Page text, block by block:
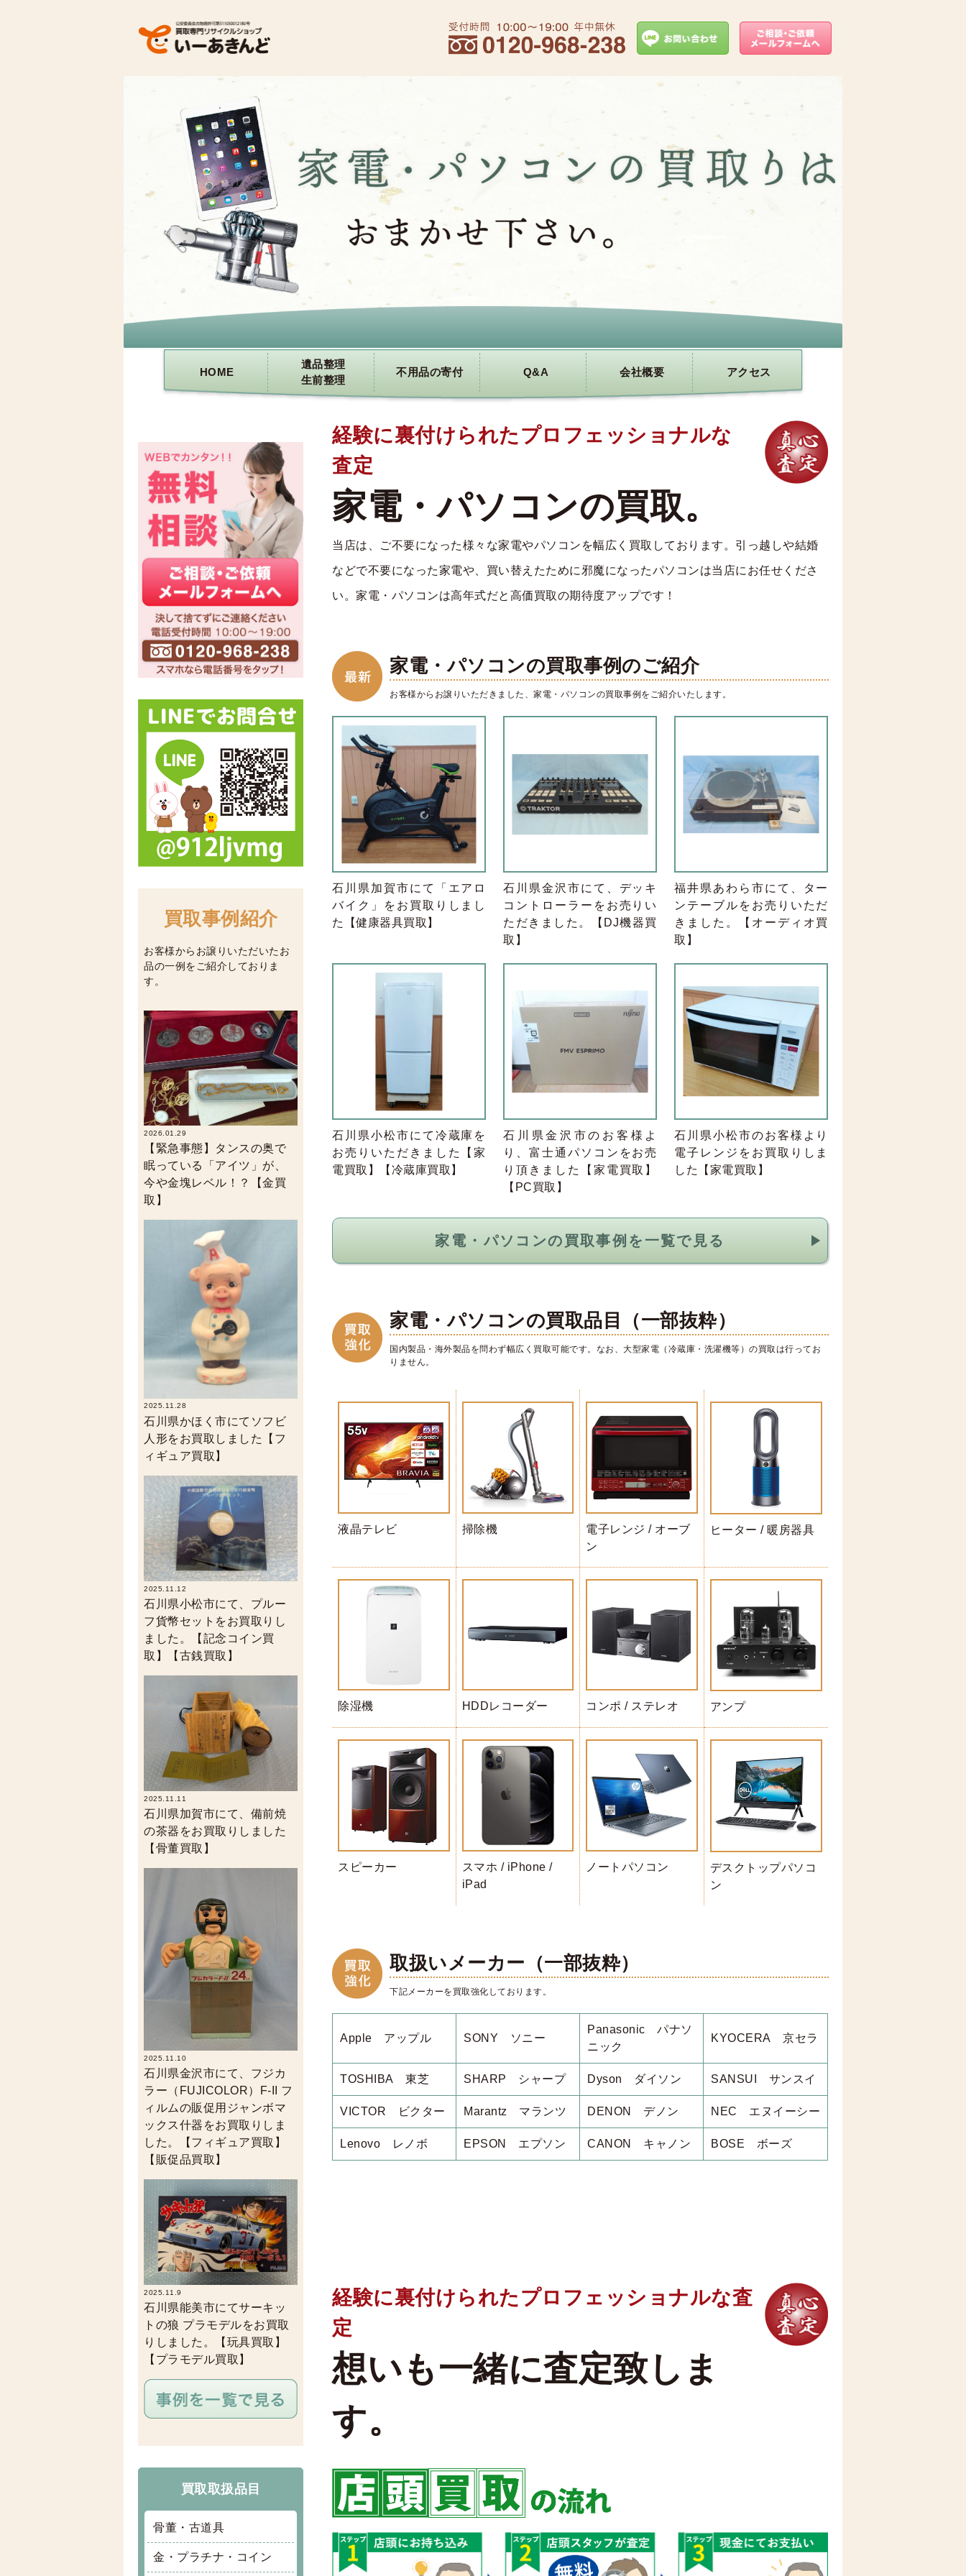
HOME
遺品整理
生前整理
不用品の寄付 Q&A 会社概要 アクセス
買取事例紹介
お客様からお譲りいただいたお
品の一例をご紹介しておりま
す。
2026.01.29
【緊急事態】タンスの奥で
眠っている「アイツ」が、
今や金塊レベル！？【金買
取】
2025.11.28
石川県かほく市にてソフビ
人形をお買取しました【フ
ィギュア買取】
2025.11.12
石川県小松市にて、プルー
フ貨幣セットをお買取りし
ました。【記念コイン買
取】【古銭買取】
2025.11.11
石川県加賀市にて、備前焼
の茶器をお買取りしました
【骨董買取】
2025.11.10
石川県金沢市にて、フジカ
ラー（FUJICOLOR）F-II フ
ィルムの販促用ジャンボマ
ックス什器をお買取りしま
した。【フィギュア買取】
【販促品買取】
2025.11.9
石川県能美市にてサーキッ
トの狼 プラモデルをお買取
りしました。【玩具買取】
【プラモデル買取】
買取取扱品目
骨董・古道具
金・プラチナ・コイン
経験に裏付けられたプロフェッショナルな
査定
家電・パソコンの買取。
当店は、ご不要になった様々な家電やパソコンを幅広く買取しております。引っ越しや結婚
などで不要になった家電や、買い替えたために邪魔になったパソコンは当店にお任せくださ
い。家電・パソコンは高年式だと高価買取の期待度アップです！
家電・パソコンの買取事例のご紹介
お客様からお譲りいただきました、家電・パソコンの買取事例をご紹介いたします。
石川県加賀市にて「エアロ
バイク」をお買取りしまし
た【健康器具買取】
石川県金沢市にて、デッキ
コントローラーをお売りい
ただきました。【DJ機器買
取】
福井県あわら市にて、ター
ンテーブルをお売りいただ
きました。【オーディオ買
取】
石川県小松市にて冷蔵庫を
お売りいただきました【家
電買取】【冷蔵庫買取】
石川県金沢市のお客様よ
り、富士通パソコンをお売
り頂きました【家電買取】
【PC買取】
石川県小松市のお客様より
電子レンジをお買取りしま
した【家電買取】
家電・パソコンの買取事例を一覧で見る
家電・パソコンの買取品目（一部抜粋）
国内製品・海外製品を問わず幅広く買取可能です。なお、大型家電（冷蔵庫・洗濯機等）の買取は行ってお
りません。
液晶テレビ 掃除機
電子レンジ / オーブ
ン
ヒーター / 暖房器具
除湿機 HDDレコーダー コンポ / ステレオ アンプ
スピーカー
スマホ / iPhone /
iPad
ノートパソコン
デスクトップパソコ
ン
取扱いメーカー（一部抜粋）
下記メーカーを買取強化しております。
Apple アップル SONY ソニー
Panasonic パナソ
ニック
KYOCERA 京セラ
TOSHIBA 東芝 SHARP シャープ Dyson ダイソン SANSUI サンスイ
VICTOR ビクター Marantz マランツ DENON デノン NEC エヌイーシー
Lenovo レノボ EPSON エプソン CANON キャノン BOSE ボーズ
経験に裏付けられたプロフェッショナルな査
定
想いも一緒に査定致しま
す。